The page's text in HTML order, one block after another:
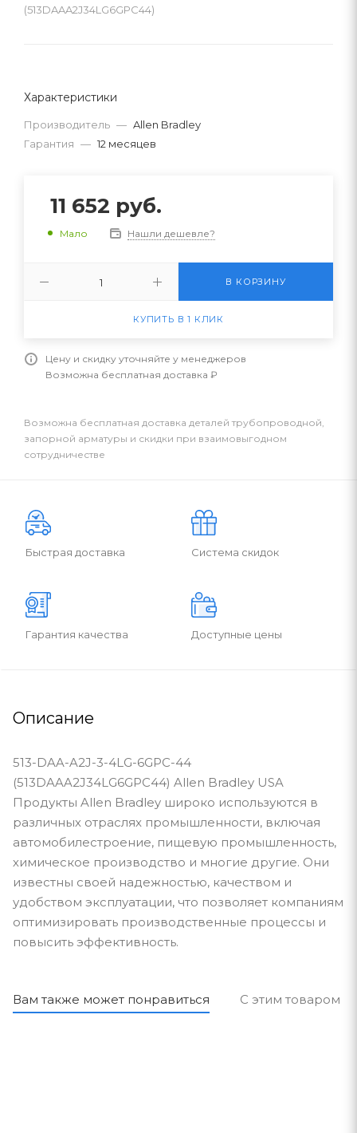
(513DAAA2J34LG6GPC44)
Характеристики
Производитель — Allen Bradley
Гарантия — 12 месяцев
11 652 руб.
Мало Нашли дешевле?
В КОРЗИНУ
КУПИТЬ В 1 КЛИК
Цену и скидку уточняйте у менеджеров
Возможна бесплатная доставка ₽
Возможна бесплатная доставка деталей трубопроводной,
запорной арматуры и скидки при взаимовыгодном
сотрудничестве
Быстрая доставка Система скидок
Гарантия качества Доступные цены
Описание
513-DAA-A2J-3-4LG-6GPC-44
(513DAAA2J34LG6GPC44) Allen Bradley USA
Продукты Allen Bradley широко используются в
различных отраслях промышленности, включая
автомобилестроение, пищевую промышленность,
химическое производство и многие другие. Они
известны своей надежностью, качеством и
удобством эксплуатации, что позволяет компаниям
оптимизировать производственные процессы и
повысить эффективность.
Вам также может понравиться С этим товаром